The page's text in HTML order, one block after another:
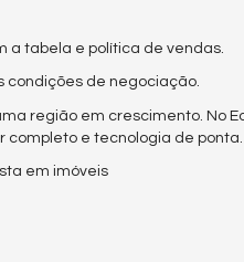
a tabela e política de vendas.
condições de negociação.
região em crescimento. No
completo e tecnologia de ponta.
em imóveis